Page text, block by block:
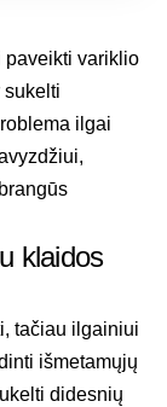
paveikti variklio
sukelti
ilgai
klaidos
tačiau ilgainiui
išmetamųjų
didesnių